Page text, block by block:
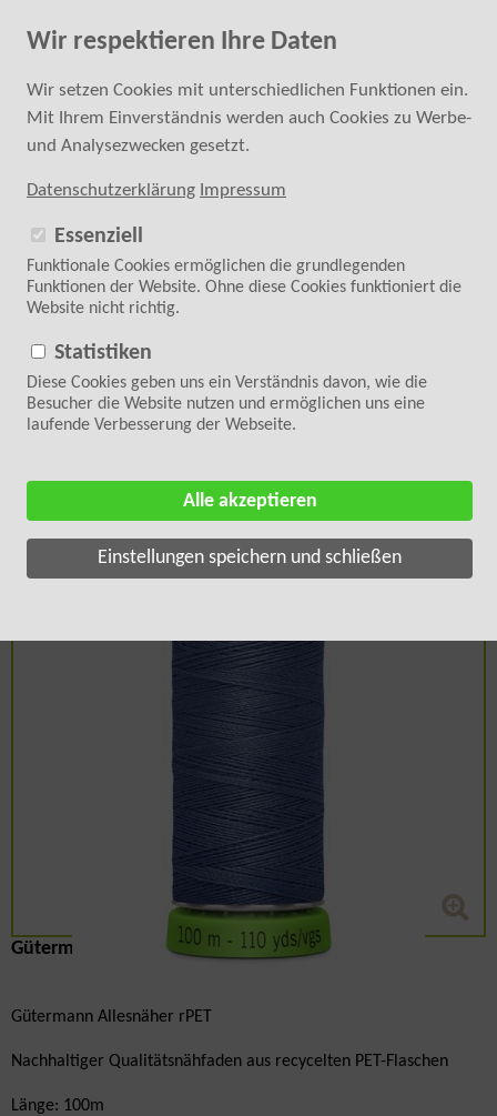
Fachkundige Hilfe bei der Kaufentscheidung
0 24 52 - 6 87 40 20
SUCHE
Zurück zur Übersicht <
Startseite>Kurzwaren>Garne, Garnsets, Spezialgarne
Gütermann Allesnäher 100m rPET
Gütermann Allesnäher rPET
Nachhaltiger Qualitätsnähfaden aus recycelten PET-Flaschen
Länge: 100m
Wir respektieren Ihre Daten
Wir setzen Cookies mit unterschiedlichen Funktionen ein.
Mit Ihrem Einverständnis werden auch Cookies zu Werbe-
und Analysezwecken gesetzt.
Datenschutzerklärung Impressum
Essenziell
Funktionale Cookies ermöglichen die grundlegenden
Funktionen der Website. Ohne diese Cookies funktioniert die
Website nicht richtig.
Statistiken
Diese Cookies geben uns ein Verständnis davon, wie die
Besucher die Website nutzen und ermöglichen uns eine
laufende Verbesserung der Webseite.
Alle akzeptieren
Einstellungen speichern und schließen